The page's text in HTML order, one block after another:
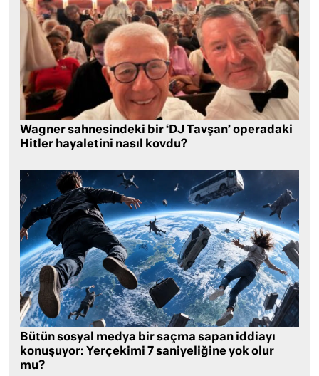
Wagner sahnesindeki bir ‘DJ Tavşan’ operadaki
Hitler hayaletini nasıl kovdu?
Bütün sosyal medya bir saçma sapan iddiayı
konuşuyor: Yerçekimi 7 saniyeliğine yok olur
mu?